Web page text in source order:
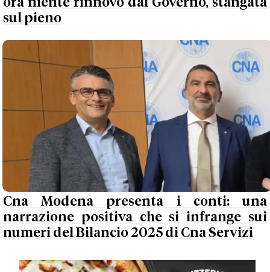
sul pieno
Cna Modena presenta i conti: una
narrazione positiva che si infrange sui
numeri del Bilancio 2025 di Cna Servizi